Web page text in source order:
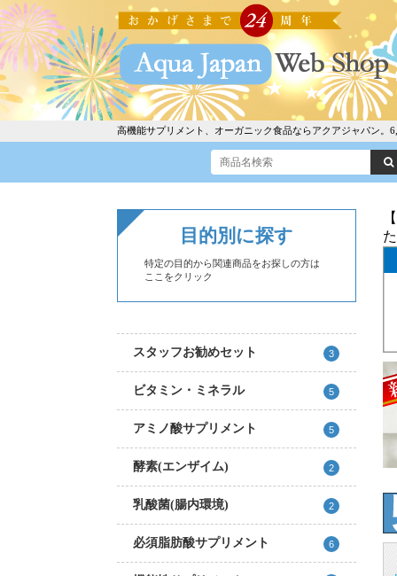
高機能サプリメント、オーガニック食品ならアクアジャパン。
目的別に探す
特定の目的から関連商品をお探しの方は
ここをクリック
スタッフお勧めセット 3
ビタミン・ミネラル 5
アミノ酸サプリメント 5
酵素(エンザイム) 2
乳酸菌(腸内環境) 2
必須脂肪酸サプリメント 6